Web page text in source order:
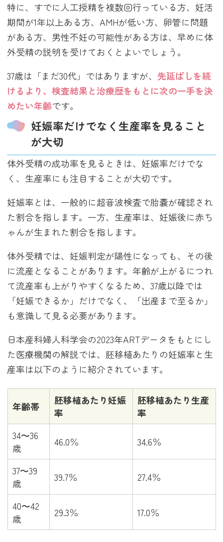
特に、すでに人工授精を複数回行っている方、妊活
期間が1年以上ある方、AMHが低い方、卵管に問題
がある方、男性不妊の可能性がある方は、早めに体
外受精の説明を受けておくとよいでしょう。
37歳は「まだ30代」ではありますが、 先延ばしを続
けるより、検査結果と治療歴をもとに次の一手を決
めたい年齢です。
妊娠率だけでなく生産率を見ること
が大切
体外受精の成功率を見るときは、妊娠率だけでな
く、生産率にも注目することが大切です。
妊娠率とは、一般的に超音波検査で胎嚢が確認され
た割合を指します。一方、生産率は、妊娠後に赤ち
ゃんが生まれた割合を指します。
体外受精では、妊娠判定が陽性になっても、その後
に流産となることがあります。年齢が上がるにつれ
て流産率も上がりやすくなるため、37歳以降では
「妊娠できるか」だけでなく、「出産まで至るか」
も意識して見る必要があります。
日本産科婦人科学会の2023年ARTデータをもとにし
た医療機関の解説では、胚移植あたりの妊娠率と生
産率は以下のように紹介されています。
年齢帯
胚移植あたり妊娠
率
胚移植あたり生産
率
34〜36
歳
46.0％ 34.6％
37〜39
歳
39.7％ 27.4％
40〜42
歳
29.3％ 17.0％